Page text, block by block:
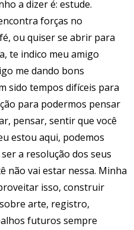
a dizer é: estude.
forças no
ou quiser se abrir para
te indico meu amigo
me dando bons
sido tempos difíceis para
para podermos pensar
pensar, sentir que você
estou aqui, podemos
a resolução dos seus
não vai estar nessa. Minha
isso, construir
arte, registro,
futuros sempre